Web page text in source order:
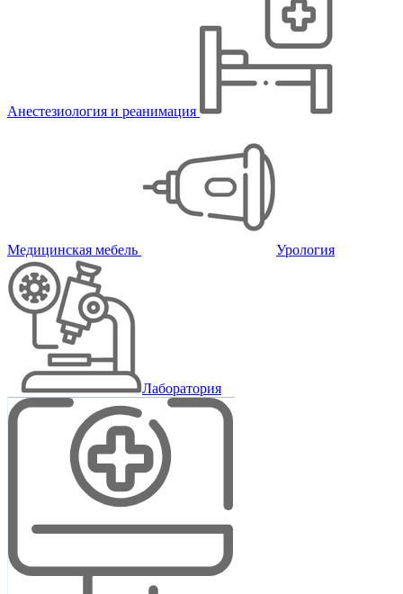
Анестезиология и реанимация
Медицинская мебель Урология
Лаборатория